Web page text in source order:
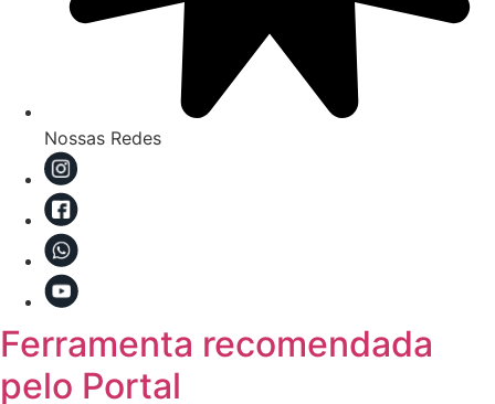
Nossas Redes
Ferramenta recomendada
pelo Portal